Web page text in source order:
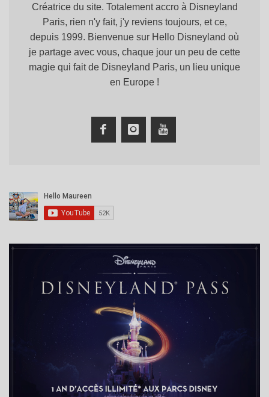
Créatrice du site. Totalement accro à Disneyland
Paris, rien n'y fait, j'y reviens toujours, et ce,
depuis 1999. Bienvenue sur Hello Disneyland où
je partage avec vous, chaque jour un peu de cette
magie qui fait de Disneyland Paris, un lieu unique
en Europe !